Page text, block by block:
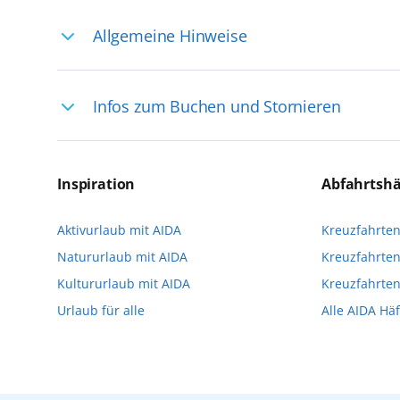
Allgemeine Hinweise
selten, sodass dort englischsprachige
das Reiseerlebnis
Infos zum Buchen und Stornieren
Reservierungsanfrage über aida.de/
Verfügung stehen. Deshalb empfehlen
vorzunehmen.
Inspiration
Aktivurlaub mit AIDA
Natururlaub mit AIDA
Kultururlaub mit AIDA
Urlaub für alle
Alle AIDA